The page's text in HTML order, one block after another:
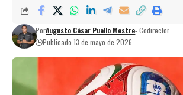
PorAugusto César Puello Mestre- Codirector
Publicado 13 de mayo de 2026